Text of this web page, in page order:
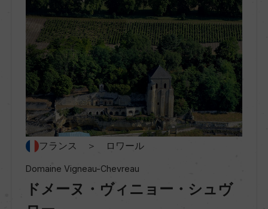
地区名
トゥーレーヌ
村名
種類
スパークリングワイン
フランス ＞ ロワール
Domaine Vigneau-Chevreau
ドメーヌ・ヴィニョー・シュヴ